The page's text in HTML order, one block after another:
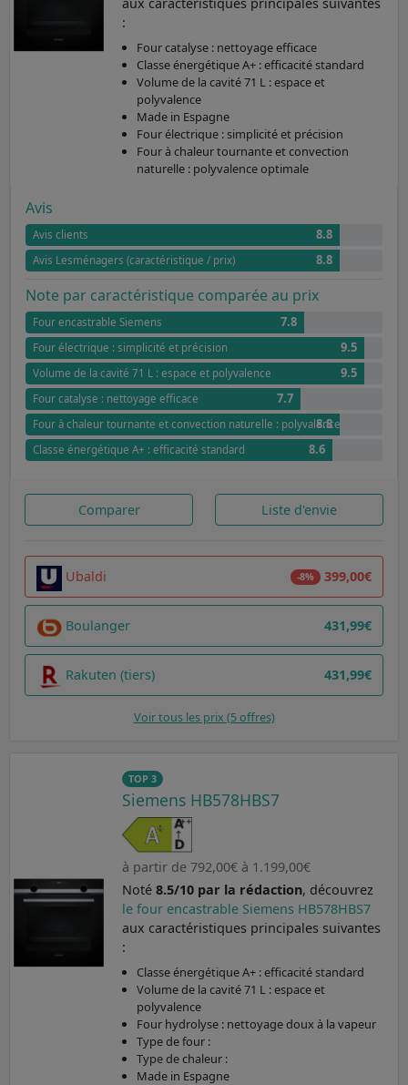
:
Four catalyse : nettoyage efficace
Classe énergétique A+ : efficacité standard
Volume de la cavité 71 L : espace et
polyvalence
Made in Espagne
Four électrique : simplicité et précision
Four à chaleur tournante et convection
naturelle : polyvalence optimale
Avis
Avis clients 8.8
Avis Lesménagers (caractéristique / prix) 8.8
Note par caractéristique comparée au prix
Four encastrable Siemens 7.8
Four électrique : simplicité et précision 9.5
Volume de la cavité 71 L : espace et polyvalence 9.5
Four catalyse : nettoyage efficace 7.7
Four à chaleur tournante et convection naturelle : polyvalence optimale
8.8
Classe énergétique A+ : efficacité standard 8.6
Comparer Liste d'envie
Ubaldi -8% 399,00€
Boulanger 431,99€
Rakuten (tiers) 431,99€
Voir tous les prix (5 offres)
TOP 3
Siemens HB578HBS7
à partir de 792,00€ à 1.199,00€
Noté 8.5/10 par la rédaction, découvrez
le four encastrable Siemens HB578HBS7
aux caractéristiques principales suivantes
:
Classe énergétique A+ : efficacité standard
Volume de la cavité 71 L : espace et
polyvalence
Four hydrolyse : nettoyage doux à la vapeur
Type de four :
Type de chaleur :
Made in Espagne